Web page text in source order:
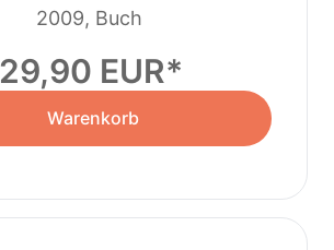
2009, Buch
29,90 EUR
Warenkorb